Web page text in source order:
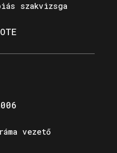
szakvizsga
vezető